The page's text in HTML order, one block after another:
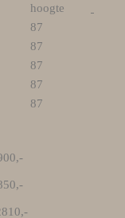
hoogte
87
87
87
87
87